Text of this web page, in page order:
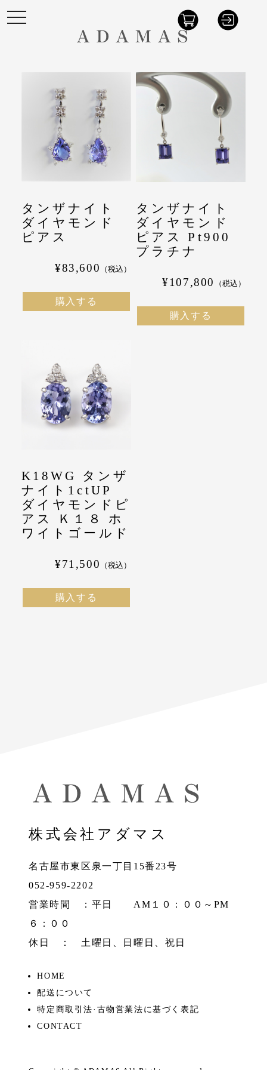
t
o
タンザナイト
ダイヤモンド
ピアス
¥83,600 （税込）
購入する
タンザナイト
ダイヤモンド
ピアス Pt900
プラチナ
¥107,800 （税込）
購入する
K18WG タンザ
ナイト1ctUP
ダイヤモンドピ
アス Ｋ１８ ホ
ワイトゴールド
¥71,500 （税込）
購入する
株式会社アダマス
名古屋市東区泉一丁目15番23号
052-959-2202
営業時間 ：平日 AM１０：００～PM
６：００
休日 ： 土曜日、日曜日、祝日
HOME
配送について
特定商取引法·古物営業法に基づく表記
CONTACT